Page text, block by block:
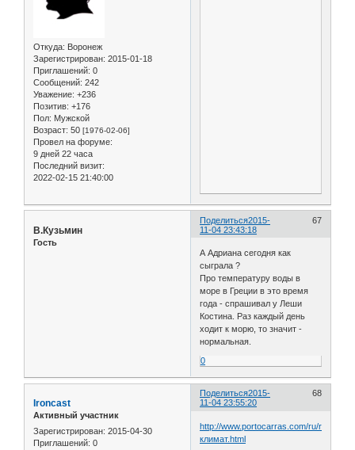
Откуда: Воронеж
Зарегистрирован: 2015-01-18
Приглашений: 0
Сообщений: 242
Уважение: +236
Позитив: +176
Пол: Мужской
Возраст: 50 [1976-02-06]
Провел на форуме:
9 дней 22 часа
Последний визит:
2022-02-15 21:40:00
Поделиться 67
2015-
11-04 23:43:18
В.Кузьмин
Гость
А Адриана сегодня как
сыграла ?
Про температуру воды в
море в Греции в это время
года - спрашивал у Леши
Костина. Раз каждый день
ходит к морю, то значит -
нормальная.
0
Поделиться 68
2015-
11-04 23:55:20
Ironcast
Активный участник
Зарегистрирован: 2015-04-30
Приглашений: 0
http://www.portocarras.com/ru/resort/
климат.html